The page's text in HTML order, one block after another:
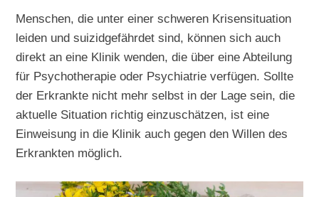
Menschen, die unter einer schweren Krisensituation
leiden und suizidgefährdet sind, können sich auch
direkt an eine Klinik wenden, die über eine Abteilung
für Psychotherapie oder Psychiatrie verfügen. Sollte
der Erkrankte nicht mehr selbst in der Lage sein, die
aktuelle Situation richtig einzuschätzen, ist eine
Einweisung in die Klinik auch gegen den Willen des
Erkrankten möglich.